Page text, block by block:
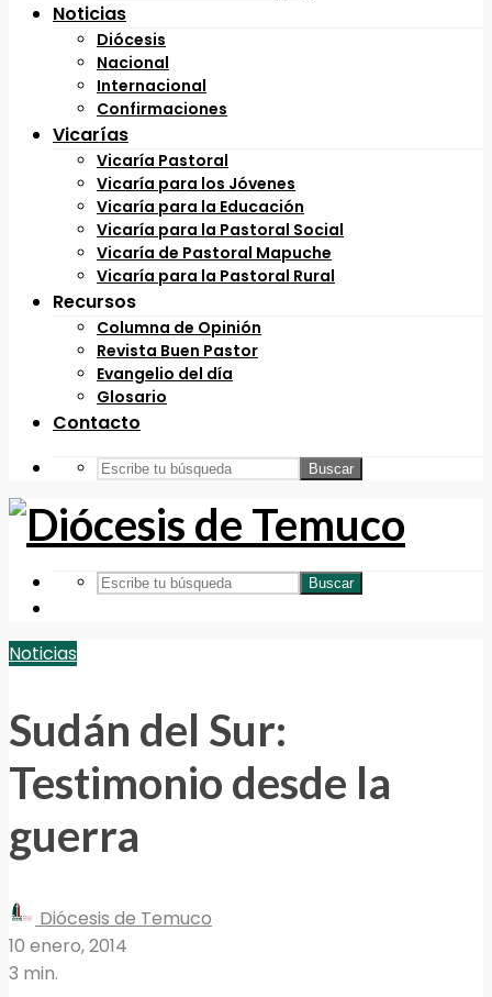
Noticias
Diócesis
Nacional
Internacional
Confirmaciones
Vicarías
Vicaría Pastoral
Vicaría para los Jóvenes
Vicaría para la Educación
Vicaría para la Pastoral Social
Vicaría de Pastoral Mapuche
Vicaría para la Pastoral Rural
Recursos
Columna de Opinión
Revista Buen Pastor
Evangelio del día
Glosario
Contacto
Buscar
Buscar
Noticias
Sudán del Sur:
Testimonio desde la
guerra
Diócesis de Temuco
10 enero, 2014
3 min.